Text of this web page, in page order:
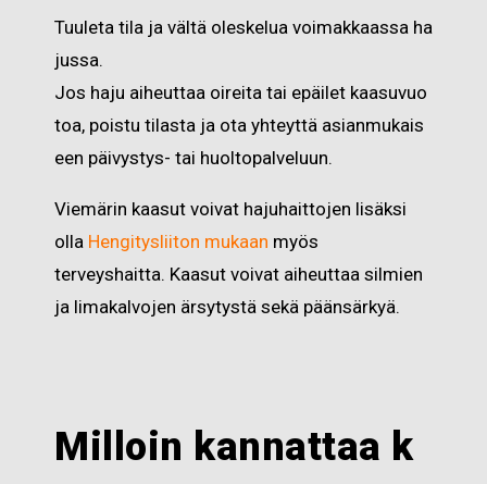
Tuuleta tila ja vältä oleskelua voimakkaassa ha
jussa.
Jos haju aiheuttaa oireita tai epäilet kaasuvuo
toa, poistu tilasta ja ota yhteyttä asianmukais
een päivystys- tai huoltopalveluun.
Viemärin kaasut voivat hajuhaittojen lisäksi
olla Hengitysliiton mukaan myös
terveyshaitta. Kaasut voivat aiheuttaa silmien
ja limakalvojen ärsytystä sekä päänsärkyä.
Milloin kannattaa k